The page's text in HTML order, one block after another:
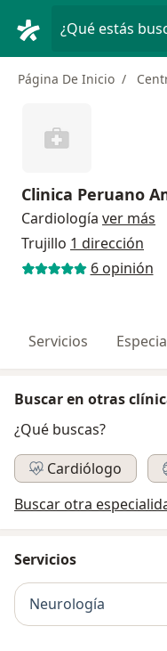
¿Qué estás
Página De Inicio
Clinica Peruano
Cardiología ver más
Trujillo 1 dirección
6 opinión
Servicios
Buscar en otras
¿Qué buscas?
Cardiólogo
Buscar otra
Servicios
Neurología